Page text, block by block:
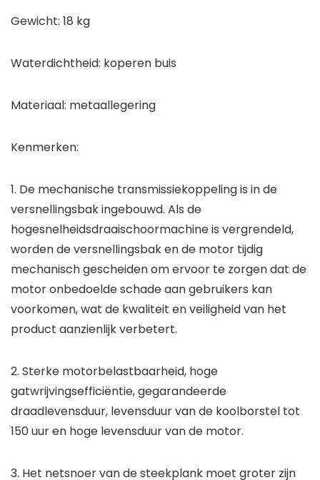
Gewicht: 18 kg
Waterdichtheid: koperen buis
Materiaal: metaallegering
Kenmerken:
1. De mechanische transmissiekoppeling is in de
versnellingsbak ingebouwd. Als de
hogesnelheidsdraaischoormachine is vergrendeld,
worden de versnellingsbak en de motor tijdig
mechanisch gescheiden om ervoor te zorgen dat de
motor onbedoelde schade aan gebruikers kan
voorkomen, wat de kwaliteit en veiligheid van het
product aanzienlijk verbetert.
2. Sterke motorbelastbaarheid, hoge
gatwrijvingsefficiëntie, gegarandeerde
draadlevensduur, levensduur van de koolborstel tot
150 uur en hoge levensduur van de motor.
3. Het netsnoer van de steekplank moet groter zijn